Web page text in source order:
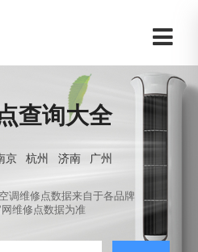
查询大全
京 杭州 济南
广州
调维修点数据来自于各品牌
维修点数据为准